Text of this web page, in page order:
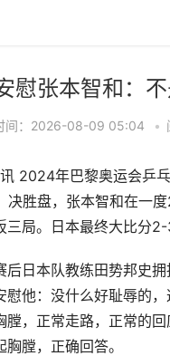
慰张本智和：
间：2026-08-09 05:04 •
2024年巴黎奥运会乒
决胜盘，张本智和在一
三局。日本最终大比分2-
后日本队教练田势邦史
慰他：没什么好耻辱的
膛，正常走路，正常的
膛，正确回答。